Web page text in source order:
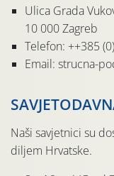
Ulica Grada
10 000 Zagreb
Telefon: ++385
Email: strucna-
Naši savjetnici su
diljem Hrvatske.